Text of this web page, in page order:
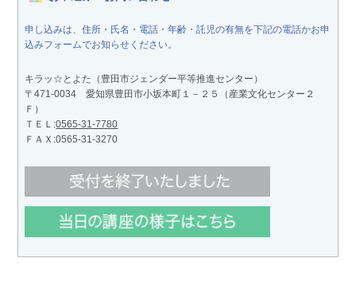
申し込みは、住所・氏名・電話・年齢・託児の有無を下記の電話かお申
込みフォームでお知らせください。
キラッ☆とよた（豊田市ジェンダー平等推進センター）
〒471-0034 愛知県豊田市小坂本町１－２５（産業文化センター２
Ｆ）
ＴＥＬ:0565-31-7780
ＦＡＸ:0565-31-3270